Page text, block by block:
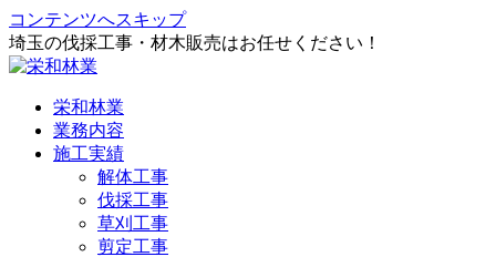
コンテンツへスキップ
埼玉の伐採工事・材木販売はお任せください！
栄和林業
業務内容
施工実績
解体工事
伐採工事
草刈工事
剪定工事